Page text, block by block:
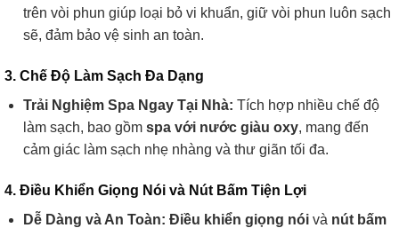
trên vòi phun giúp loại bỏ vi khuẩn, giữ vòi phun luôn sạch
sẽ, đảm bảo vệ sinh an toàn.
3. Chế Độ Làm Sạch Đa Dạng
Trải Nghiệm Spa Ngay Tại Nhà: Tích hợp nhiều chế độ
làm sạch, bao gồm spa với nước giàu oxy, mang đến
cảm giác làm sạch nhẹ nhàng và thư giãn tối đa.
4. Điều Khiển Giọng Nói và Nút Bấm Tiện Lợi
Dễ Dàng và An Toàn: Điều khiển giọng nóivà nút bấm